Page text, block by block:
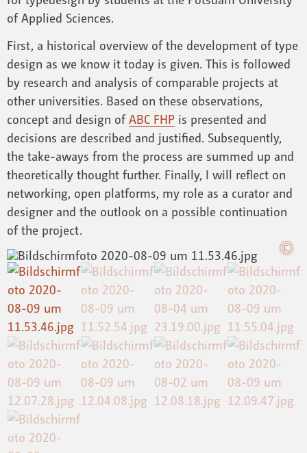
of Applied Sciences.
First, a historical overview of the development of type
design as we know it today is given. This is followed
by research and analysis of comparable projects at
other universities. Based on these observations,
concept and design ofABC FHP is presented and
decisions are described and justified. Subsequently,
the take-aways from the process are summed up and
theoretically thought further. Finally, I will reflect on
networking, open platforms, my role as a curator and
designer and the outlook on a possible continuation
of the project.